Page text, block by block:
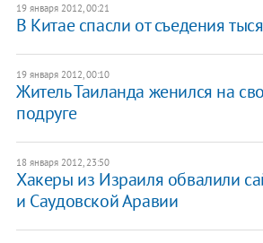
19 января 2012, 00:21
В Китае спасли от съедения
19 января 2012, 00:10
Житель Таиланда женился на
подруге
18 января 2012, 23:50
Хакеры из Израиля обвалили
и Саудовской Аравии